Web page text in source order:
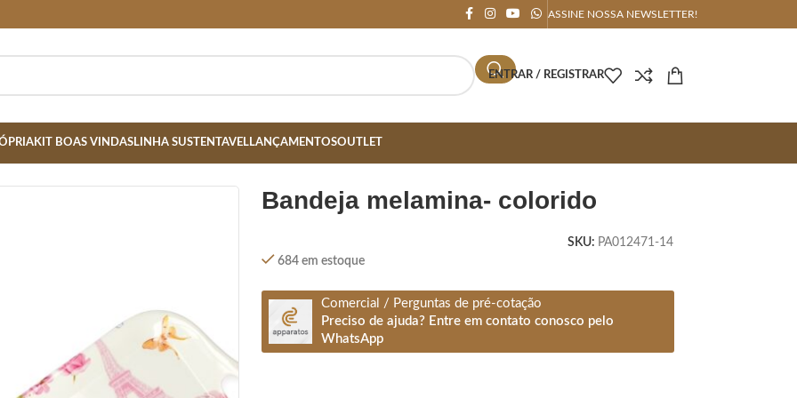
ASSINE NOSSA NEWSLETTER!
ENTRAR / REGISTRAR
KIT BOAS VINDASLINHA SUSTENTAVELLANÇAMENTOSOUTLET
bandeja melamina- colorido
SKU: PA012471-14
684 em estoque
Comercial / Perguntas de pré-cotação
Preciso de ajuda? Entre em contato conosco pelo
WhatsApp